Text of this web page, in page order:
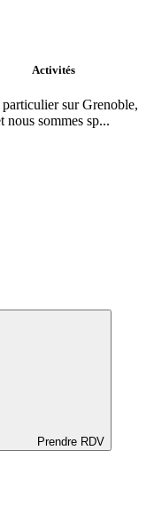
Activités
particulier sur Grenoble,
nous sommes sp...
Prendre RDV